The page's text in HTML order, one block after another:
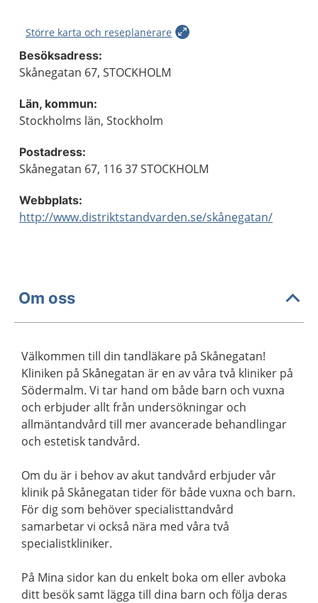
Större karta och reseplanerare
Besöksadress:
Skånegatan 67, STOCKHOLM
Län, kommun:
Stockholms län, Stockholm
Postadress:
Skånegatan 67, 116 37 STOCKHOLM
Webbplats:
http://www.distriktstandvarden.se/skånegatan/
Om oss
Välkommen till din tandläkare på Skånegatan!
Kliniken på Skånegatan är en av våra två kliniker på
Södermalm. Vi tar hand om både barn och vuxna
och erbjuder allt från undersökningar och
allmäntandvård till mer avancerade behandlingar
och estetisk tandvård.
Om du är i behov av akut tandvård erbjuder vår
klinik på Skånegatan tider för både vuxna och barn.
För dig som behöver specialisttandvård
samarbetar vi också nära med våra två
specialistkliniker.
På Mina sidor kan du enkelt boka om eller avboka
ditt besök samt lägga till dina barn och följa deras